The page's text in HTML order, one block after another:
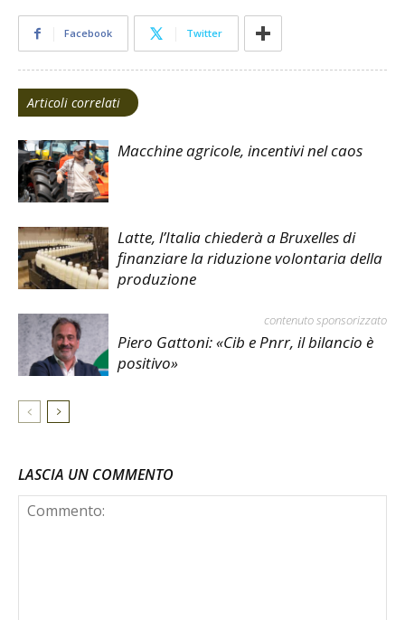
Facebook Twitter
Articoli correlati
Macchine agricole, incentivi nel caos
Latte, l’Italia chiederà a Bruxelles di
finanziare la riduzione volontaria della
produzione
contenuto sponsorizzato
Piero Gattoni: «Cib e Pnrr, il bilancio è
positivo»
LASCIA UN COMMENTO